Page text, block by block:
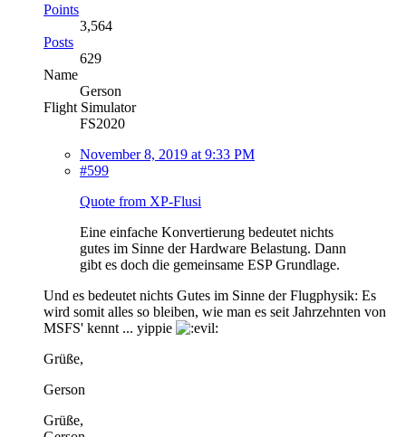
Points
3,564
Posts
629
Name
Gerson
Flight Simulator
FS2020
November 8, 2019 at 9:33 PM
#599
Quote from XP-Flusi
Eine einfache Konvertierung bedeutet nichts
gutes im Sinne der Hardware Belastung. Dann
gibt es doch die gemeinsame ESP Grundlage.
Und es bedeutet nichts Gutes im Sinne der Flugphysik: Es
wird somit alles so bleiben, wie man es seit Jahrzehnten von
MSFS' kennt ... yippie
Grüße,
Gerson
Grüße,